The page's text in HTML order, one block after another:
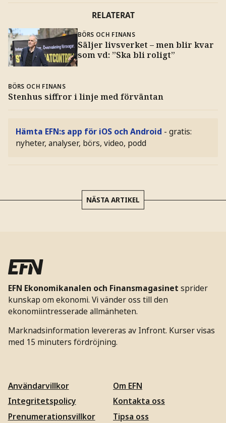
RELATERAT
BÖRS OCH FINANS
Säljer livsverket – men blir kvar
som vd: ”Ska bli roligt”
BÖRS OCH FINANS
Stenhus siffror i linje med förväntan
Hämta EFN:s app för iOS och Android - gratis:
nyheter, analyser, börs, video, podd
NÄSTA ARTIKEL
EFN Ekonomikanalen och Finansmagasinet sprider
kunskap om ekonomi. Vi vänder oss till den
ekonomiintresserade allmänheten.
Marknadsinformation levereras av Infront. Kurser visas
med 15 minuters fördröjning.
Användarvillkor
Integritetspolicy
Prenumerationsvillkor
Om EFN
Kontakta oss
Tipsa oss